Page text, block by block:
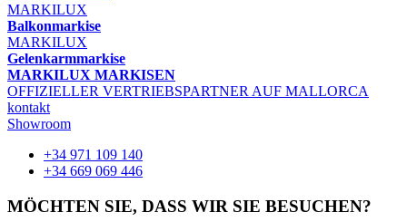
MARKILUX
Balkonmarkise
MARKILUX
Gelenkarmmarkise
MARKILUX MARKISEN
OFFIZIELLER VERTRIEBSPARTNER AUF MALLORCA
kontakt
Showroom
+34 971 109 140
+34 669 069 446
MÖCHTEN SIE, DASS WIR SIE BESUCHEN?